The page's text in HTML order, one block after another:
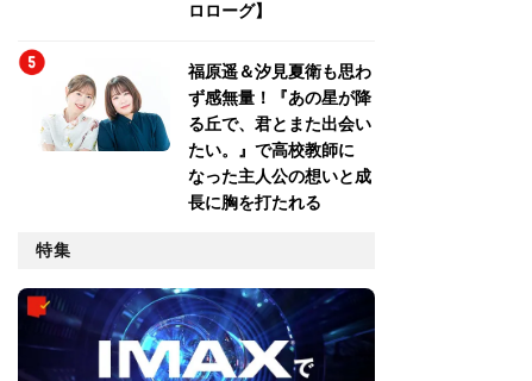
ロローグ】
福原遥＆汐見夏衛も思わ
ず感無量！『あの星が降
る丘で、君とまた出会い
たい。』で高校教師に
なった主人公の想いと成
長に胸を打たれる
特集